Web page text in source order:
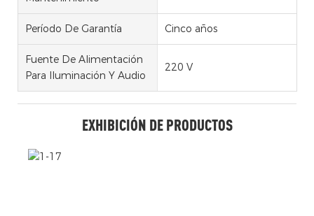
Período De Garantía Cinco años
Fuente De Alimentación
Para Iluminación Y Audio
220 V
EXHIBICIÓN DE PRODUCTOS